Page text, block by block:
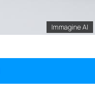
Immagine AI